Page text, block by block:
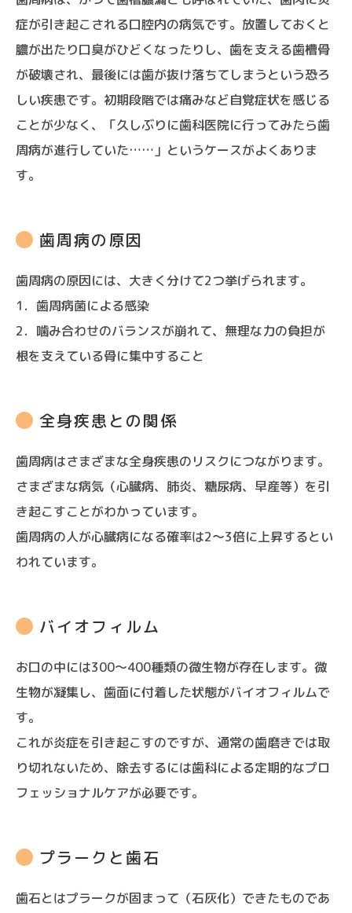
症が引き起こされる口腔内の病気です。放置しておくと
膿が出たり口臭がひどくなったりし、歯を支える歯槽骨
が破壊され、最後には歯が抜け落ちてしまうという恐ろ
しい疾患です。初期段階では痛みなど自覚症状を感じる
ことが少なく、「久しぶりに歯科医院に行ってみたら歯
周病が進行していた……」というケースがよくありま
す。
歯周病の原因
歯周病の原因には、大きく分けて2つ挙げられます。
1．歯周病菌による感染
2．噛み合わせのバランスが崩れて、無理な力の負担が
根を支えている骨に集中すること
全身疾患との関係
歯周病はさまざまな全身疾患のリスクにつながります。
さまざまな病気（心臓病、肺炎、糖尿病、早産等）を引
き起こすことがわかっています。
歯周病の人が心臓病になる確率は2～3倍に上昇するとい
われています。
バイオフィルム
お口の中には300～400種類の微生物が存在します。微
生物が凝集し、歯面に付着した状態がバイオフィルムで
す。
これが炎症を引き起こすのですが、通常の歯磨きでは取
り切れないため、除去するには歯科による定期的なプロ
フェッショナルケアが必要です。
プラークと歯石
歯石とはプラークが固まって（石灰化）できたものであ